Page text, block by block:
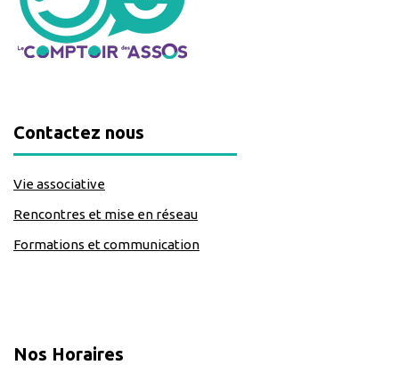
Contactez nous
Vie associative
Rencontres et mise en réseau
Formations et communication
Nos Horaires